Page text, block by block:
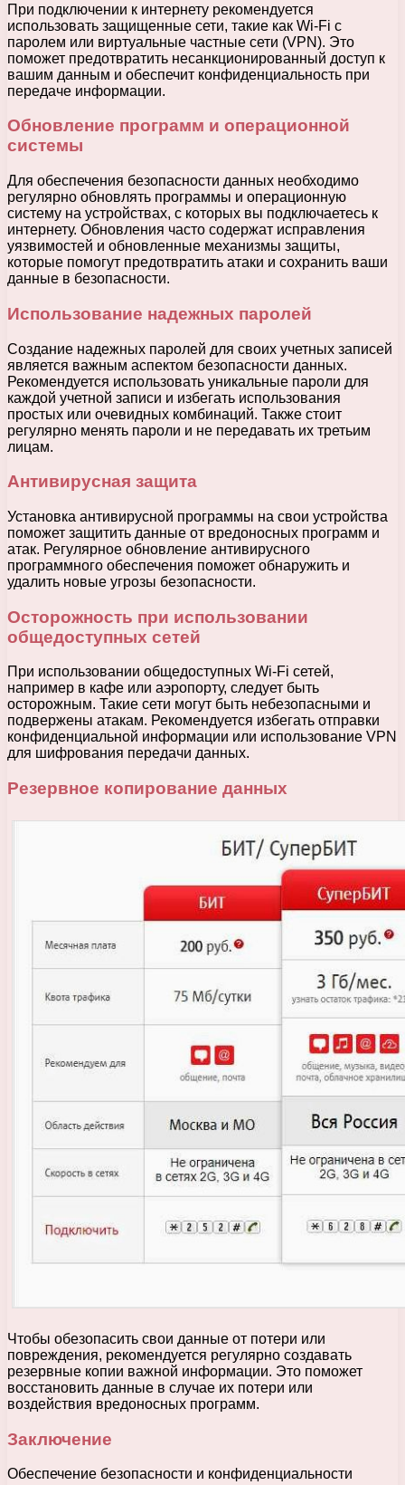
При подключении к интернету рекомендуется
использовать защищенные сети, такие как Wi-Fi с
паролем или виртуальные частные сети (VPN). Это
поможет предотвратить несанкционированный доступ к
вашим данным и обеспечит конфиденциальность при
передаче информации.
Обновление программ и операционной
системы
Для обеспечения безопасности данных необходимо
регулярно обновлять программы и операционную
систему на устройствах, с которых вы подключаетесь к
интернету. Обновления часто содержат исправления
уязвимостей и обновленные механизмы защиты,
которые помогут предотвратить атаки и сохранить ваши
данные в безопасности.
Использование надежных паролей
Создание надежных паролей для своих учетных записей
является важным аспектом безопасности данных.
Рекомендуется использовать уникальные пароли для
каждой учетной записи и избегать использования
простых или очевидных комбинаций. Также стоит
регулярно менять пароли и не передавать их третьим
лицам.
Антивирусная защита
Установка антивирусной программы на свои устройства
поможет защитить данные от вредоносных программ и
атак. Регулярное обновление антивирусного
программного обеспечения поможет обнаружить и
удалить новые угрозы безопасности.
Осторожность при использовании
общедоступных сетей
При использовании общедоступных Wi-Fi сетей,
например в кафе или аэропорту, следует быть
осторожным. Такие сети могут быть небезопасными и
подвержены атакам. Рекомендуется избегать отправки
конфиденциальной информации или использование VPN
для шифрования передачи данных.
Резервное копирование данных
Чтобы обезопасить свои данные от потери или
повреждения, рекомендуется регулярно создавать
резервные копии важной информации. Это поможет
восстановить данные в случае их потери или
воздействия вредоносных программ.
Заключение
Обеспечение безопасности и конфиденциальности